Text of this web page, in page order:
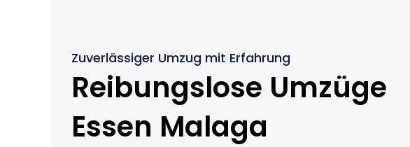
Zuverlässiger Umzug mit Erfahrung
Reibungslose Umzüge
Essen Malaga